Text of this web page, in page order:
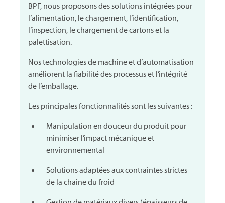
BPF, nous proposons des solutions intégrées pour
l’alimentation, le chargement, l’identification,
l’inspection, le chargement de cartons et la
palettisation.
Nos technologies de machine et d’automatisation
améliorent la fiabilité des processus et l’intégrité
de l’emballage.
Les principales fonctionnalités sont les suivantes :
Manipulation en douceur du produit pour
minimiser l’impact mécanique et
environnemental
Solutions adaptées aux contraintes strictes
de la chaîne du froid